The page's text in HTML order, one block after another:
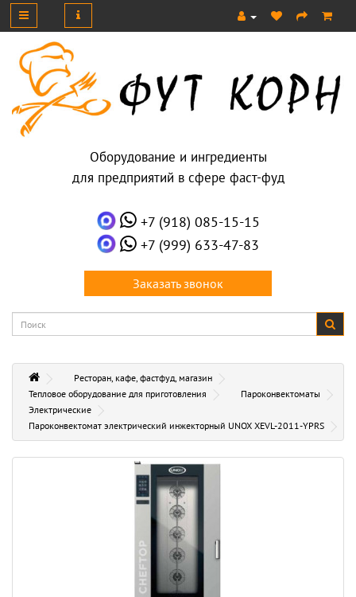
Оборудование и ингредиенты
для предприятий в сфере фаст-фуд
+7 (918) 085-15-15
+7 (999) 633-47-83
Заказать звонок
Ресторан, кафе, фастфуд, магазин
Тепловое оборудование для приготовления
Пароконвектоматы
Электрические
Пароконвектомат электрический инжекторный UNOX XEVL-2011-YPRS